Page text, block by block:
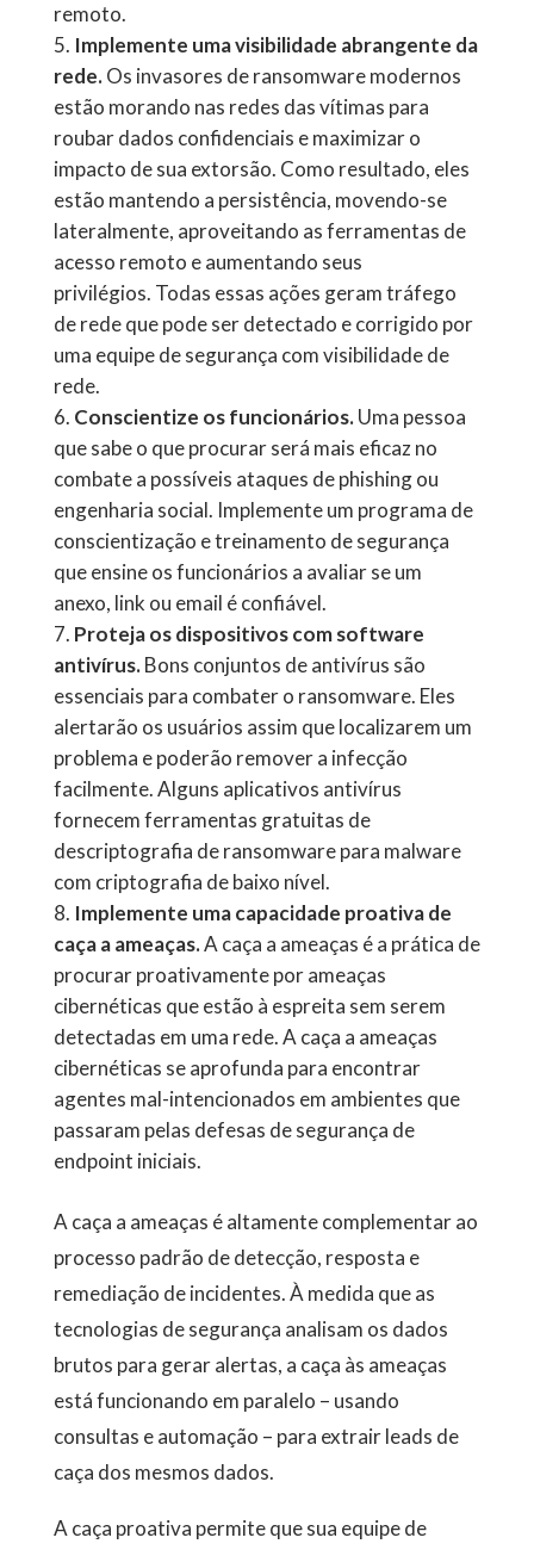
remoto.
Implemente uma visibilidade abrangente da
rede.Os invasores de ransomware modernos
estão morando nas redes das vítimas para
roubar dados confidenciais e maximizar o
impacto de sua extorsão. Como resultado, eles
estão mantendo a persistência, movendo-se
lateralmente, aproveitando as ferramentas de
acesso remoto e aumentando seus
privilégios. Todas essas ações geram tráfego
de rede que pode ser detectado e corrigido por
uma equipe de segurança com visibilidade de
rede.
Conscientize os funcionários.Uma pessoa
que sabe o que procurar será mais eficaz no
combate a possíveis ataques de phishing ou
engenharia social. Implemente um programa de
conscientização e treinamento de segurança
que ensine os funcionários a avaliar se um
anexo, link ou email é confiável.
Proteja os dispositivos com software
antivírus.Bons conjuntos de antivírus são
essenciais para combater o ransomware. Eles
alertarão os usuários assim que localizarem um
problema e poderão remover a infecção
facilmente. Alguns aplicativos antivírus
fornecem ferramentas gratuitas de
descriptografia de ransomware para malware
com criptografia de baixo nível.
Implemente uma capacidade proativa de
caça a ameaças.A caça a ameaças é a prática de
procurar proativamente por ameaças
cibernéticas que estão à espreita sem serem
detectadas em uma rede. A caça a ameaças
cibernéticas se aprofunda para encontrar
agentes mal-intencionados em ambientes que
passaram pelas defesas de segurança de
endpoint iniciais.
A caça a ameaças é altamente complementar ao
processo padrão de detecção, resposta e
remediação de incidentes. À medida que as
tecnologias de segurança analisam os dados
brutos para gerar alertas, a caça às ameaças
está funcionando em paralelo – usando
consultas e automação – para extrair leads de
caça dos mesmos dados.
A caça proativa permite que sua equipe de